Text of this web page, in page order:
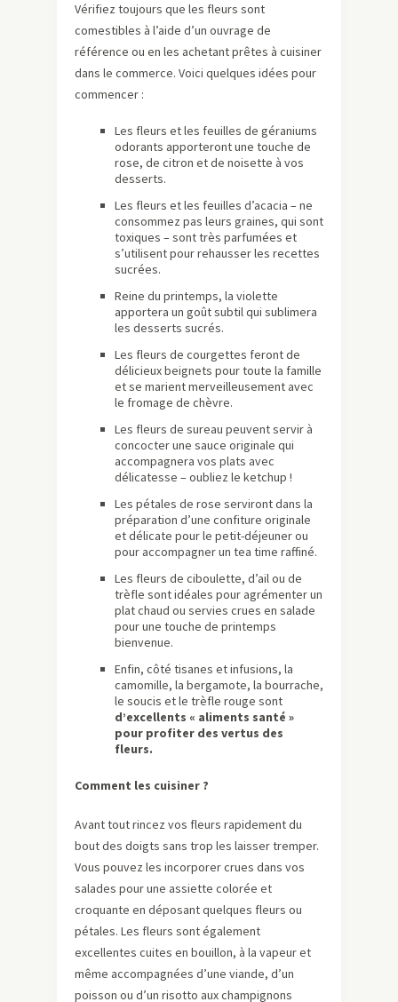
Vérifiez toujours que les fleurs sont
comestibles à l’aide d’un ouvrage de
référence ou en les achetant prêtes à cuisiner
dans le commerce. Voici quelques idées pour
commencer :
Les fleurs et les feuilles de géraniums
odorants apporteront une touche de
rose, de citron et de noisette à vos
desserts.
Les fleurs et les feuilles d’acacia – ne
consommez pas leurs graines, qui sont
toxiques – sont très parfumées et
s’utilisent pour rehausser les recettes
sucrées.
Reine du printemps, la violette
apportera un goût subtil qui sublimera
les desserts sucrés.
Les fleurs de courgettes feront de
délicieux beignets pour toute la famille
et se marient merveilleusement avec
le fromage de chèvre.
Les fleurs de sureau peuvent servir à
concocter une sauce originale qui
accompagnera vos plats avec
délicatesse – oubliez le ketchup !
Les pétales de rose serviront dans la
préparation d’une confiture originale
et délicate pour le petit-déjeuner ou
pour accompagner un tea time raffiné.
Les fleurs de ciboulette, d’ail ou de
trèfle sont idéales pour agrémenter un
plat chaud ou servies crues en salade
pour une touche de printemps
bienvenue.
Enfin, côté tisanes et infusions, la
camomille, la bergamote, la bourrache,
le soucis et le trèfle rouge sont
d’excellents « aliments santé »
pour profiter des vertus des
fleurs.
Comment les cuisiner ?
Avant tout rincez vos fleurs rapidement du
bout des doigts sans trop les laisser tremper.
Vous pouvez les incorporer crues dans vos
salades pour une assiette colorée et
croquante en déposant quelques fleurs ou
pétales. Les fleurs sont également
excellentes cuites en bouillon, à la vapeur et
même accompagnées d’une viande, d’un
poisson ou d’un risotto aux champignons